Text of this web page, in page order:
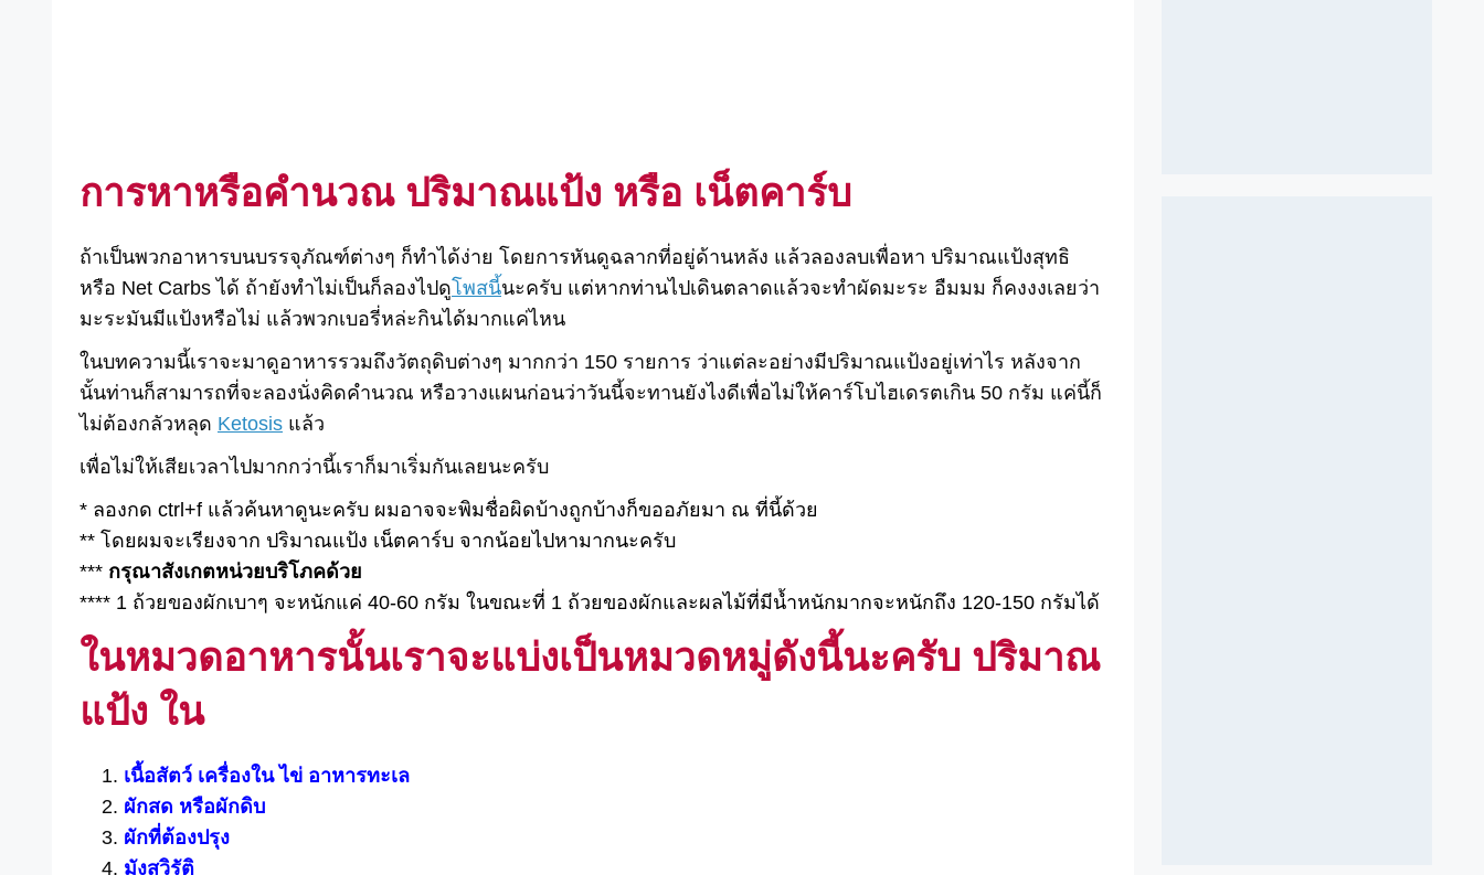
การหาหรือคำนวณ ปริมาณแป้ง หรือ เน็ตคาร์บ
ถ้าเป็นพวกอาหารบนบรรจุภัณฑ์ต่างๆ ก็ทำได้ง่าย โดยการหันดูฉลากที่อยู่ด้านหลัง แล้วลองลบเพื่อหา ปริมาณแป้งสุทธิ
หรือ Net Carbs ได้ ถ้ายังทำไม่เป็นก็ลองไปดูโพสนี้นะครับ แต่หากท่านไปเดินตลาดแล้วจะทำผัดมะระ อืมมม ก็คงงงเลยว่า
มะระมันมีแป้งหรือไม่ แล้วพวกเบอรี่หล่ะกินได้มากแค่ไหน
ในบทความนี้เราจะมาดูอาหารรวมถึงวัตถุดิบต่างๆ มากกว่า 150 รายการ ว่าแต่ละอย่างมีปริมาณแป้งอยู่เท่าไร หลังจาก
นั้นท่านก็สามารถที่จะลองนั่งคิดคำนวณ หรือวางแผนก่อนว่าวันนี้จะทานยังไงดีเพื่อไม่ให้คาร์โบไฮเดรตเกิน 50 กรัม แค่นี้ก็
ไม่ต้องกลัวหลุด Ketosis แล้ว
เพื่อไม่ให้เสียเวลาไปมากกว่านี้เราก็มาเริ่มกันเลยนะครับ
* ลองกด ctrl+f แล้วค้นหาดูนะครับ ผมอาจจะพิมชื่อผิดบ้างถูกบ้างก็ขออภัยมา ณ ที่นี้ด้วย
** โดยผมจะเรียงจาก ปริมาณแป้ง เน็ตคาร์บ จากน้อยไปหามากนะครับ
*** กรุณาสังเกตหน่วยบริโภคด้วย
**** 1 ถ้วยของผักเบาๆ จะหนักแค่ 40-60 กรัม ในขณะที่ 1 ถ้วยของผักและผลไม้ที่มีน้ำหนักมากจะหนักถึง 120-150 กรัมได้
ในหมวดอาหารนั้นเราจะแบ่งเป็นหมวดหมู่ดังนี้นะครับ ปริมาณ
แป้ง ใน
เนื้อสัตว์ เครื่องใน ไข่ อาหารทะเล
ผักสด หรือผักดิบ
ผักที่ต้องปรุง
มังสวิรัติ